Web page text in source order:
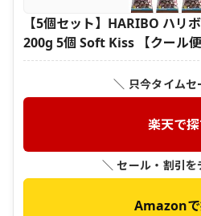
【5個セット】HARIBO ハリ
200g 5個 Soft Kiss 【クール
＼ 只今タイムセ
楽天で
＼ セール・割引
Amazon